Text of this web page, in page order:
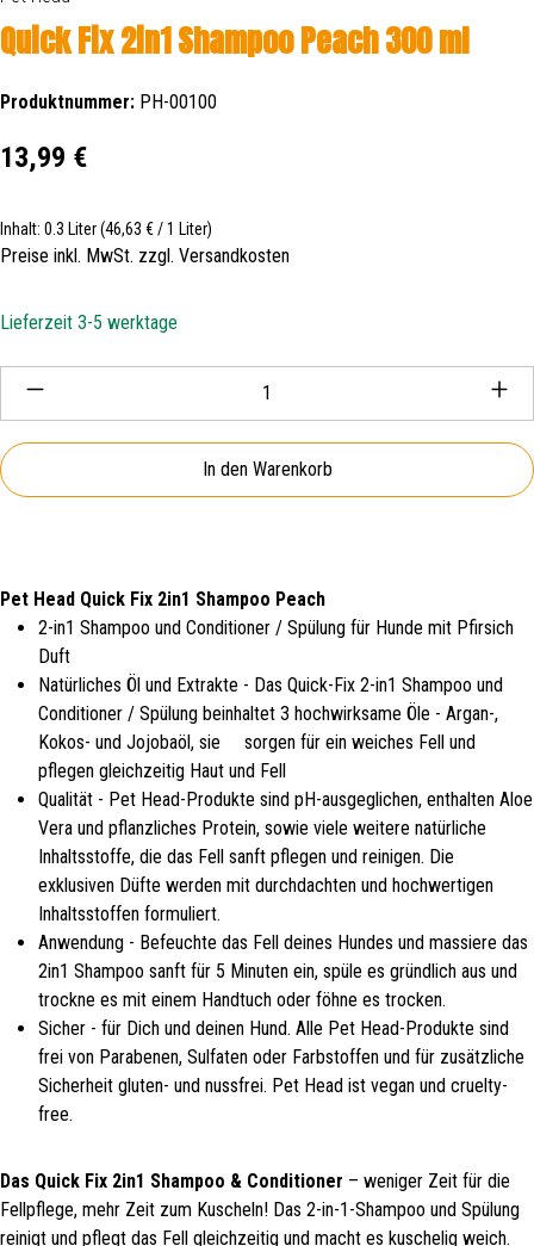
Quick Fix 2in1 Shampoo Peach 300 ml
Produktnummer: PH-00100
Regulärer Preis:
13,99 €
Inhalt: 0.3 Liter(46,63 € / 1 Liter)
Preise inkl. MwSt. zzgl. Versandkosten
Lieferzeit 3-5 werktage
Produkt Anzahl: Gib den gewünschten Wert ein oder
In den Warenkorb
Pet Head Quick Fix 2in1 Shampoo Peach
2-in1 Shampoo und Conditioner / Spülung für Hunde mit Pfirsich
Duft
Natürliches Öl und Extrakte - Das Quick-Fix 2-in1 Shampoo und
Conditioner / Spülung beinhaltet 3 hochwirksame Öle - Argan-,
Kokos- und Jojobaöl, sie sorgen für ein weiches Fell und
pflegen gleichzeitig Haut und Fell
Qualität - Pet Head-Produkte sind pH-ausgeglichen, enthalten Aloe
Vera und pflanzliches Protein, sowie viele weitere natürliche
Inhaltsstoffe, die das Fell sanft pflegen und reinigen. Die
exklusiven Düfte werden mit durchdachten und hochwertigen
Inhaltsstoffen formuliert.
Anwendung - Befeuchte das Fell deines Hundes und massiere das
2in1 Shampoo sanft für 5 Minuten ein, spüle es gründlich aus und
trockne es mit einem Handtuch oder föhne es trocken.
Sicher - für Dich und deinen Hund. Alle Pet Head-Produkte sind
frei von Parabenen, Sulfaten oder Farbstoffen und für zusätzliche
Sicherheit gluten- und nussfrei. Pet Head ist vegan und cruelty-
free.
Das Quick Fix 2in1 Shampoo & Conditioner – weniger Zeit für die
Fellpflege, mehr Zeit zum Kuscheln! Das 2-in-1-Shampoo und Spülung
reinigt und pflegt das Fell gleichzeitig und macht es kuschelig weich.